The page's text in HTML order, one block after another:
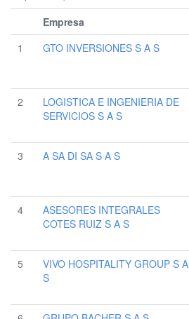
Empresa
1
GTO INVERSIONES S A S
2
LOGISTICA E INGENIERIA DE
SERVICIOS S A S
3
A SA DI SA S A S
4
ASESORES INTEGRALES
COTES RUIZ S A S
5
VIVO HOSPITALITY GROUP S A
S